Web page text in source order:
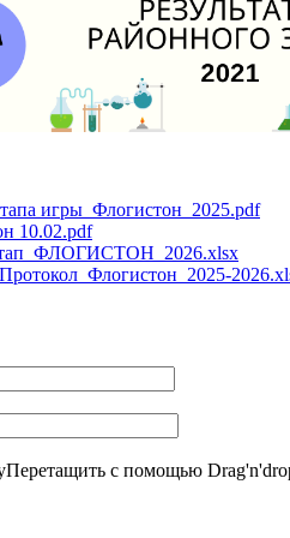
игры_Флогистон_2025.pdf
10.02.pdf
Перетащить с помощью